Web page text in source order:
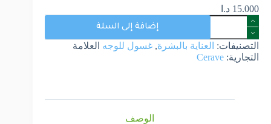
15.000 د.ا
إضافة إلى السلة
التصنيفات: العناية بالبشرة, غسول للوجه العلامة
التجارية: Cerave
الوصف